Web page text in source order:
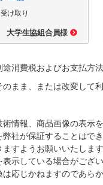
け取り
大学生協組合員様
消費税およびお支払方
まま、または改変して
情報、商品画像の表示を
社が保証することはでき
すようお願いいたします
示している場合がござい
応じかねますのであら